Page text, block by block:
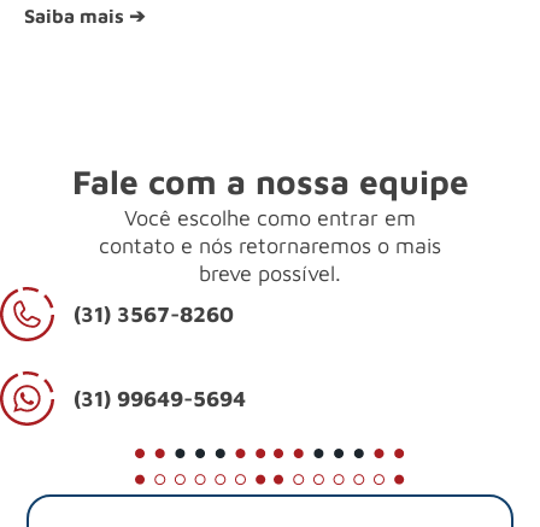
Saiba mais ➔
Fale com a nossa equipe
Você escolhe como entrar em
contato e nós retornaremos o mais
breve possível.
(31) 3567-8260
(31) 99649-5694